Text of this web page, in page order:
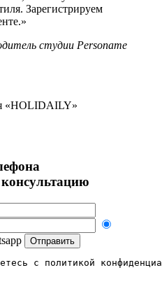
Зарегистрируем
студии Personame
«HOLIDAILY»
с политикой